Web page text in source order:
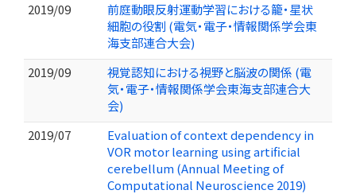
2019/09
前庭動眼反射運動学習における籠・星状
細胞の役割 (電気・電子・情報関係学会東
海支部連合大会)
2019/09
視覚認知における視野と脳波の関係 (電
気・電子・情報関係学会東海支部連合大
会)
2019/07
Evaluation of context dependency in
VOR motor learning using artificial
cerebellum (Annual Meeting of
Computational Neuroscience 2019)